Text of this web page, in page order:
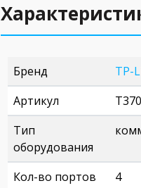
Бренд
TP-
Артикул
Тип
оборудования
Кол-во портов
4